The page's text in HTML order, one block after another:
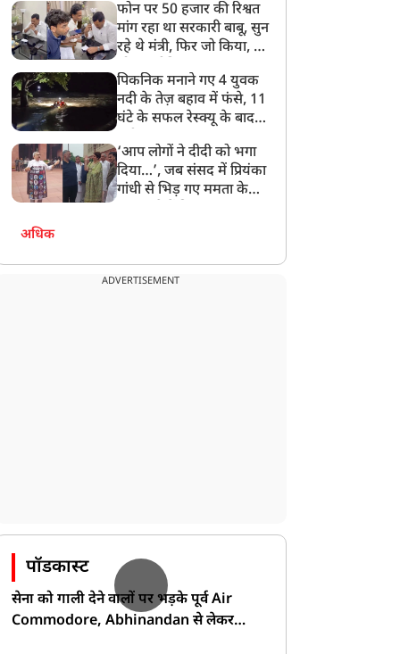
बेटी को गोद लें प्रधानमंत्री
फोन पर 50 हजार की रिश्वत
मांग रहा था सरकारी बाबू, सुन
रहे थे मंत्री, फिर जो किया, वो
पिकनिक मनाने गए 4 युवक
नदी के तेज़ बहाव में फंसे, 11
घंटे के सफल रेस्क्यू के बाद
‘आप लोगों ने दीदी को भगा
दिया…’, जब संसद में प्रियंका
गांधी से भिड़ गए ममता के
अधिक
ADVERTISEMENT
पॉडकास्ट
सेना को गाली देने वालों पर भड़के पूर्व Air
Commodore, Abhinandan से लेकर